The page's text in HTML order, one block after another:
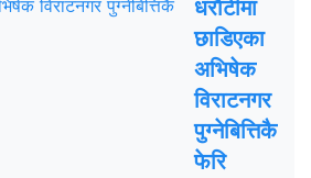
धराैटीमा
छाडिएका
अभिषेक
विराटनगर
पुग्नेबित्तिकै
फेरि